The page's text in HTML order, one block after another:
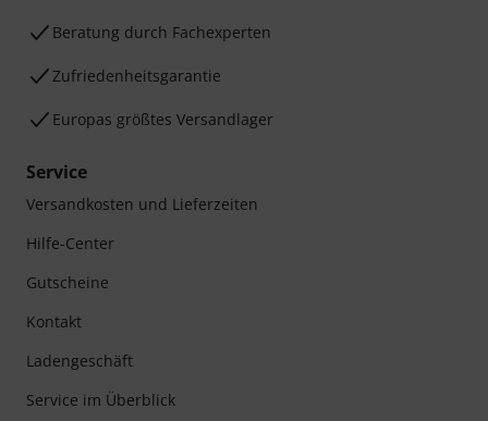
Beratung durch Fachexperten
Zufriedenheitsgarantie
Europas größtes Versandlager
Service
Versandkosten und Lieferzeiten
Hilfe-Center
Gutscheine
Kontakt
Ladengeschäft
Service im Überblick